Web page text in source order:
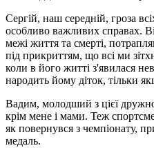
Сергій, наш середній, гроза
особливо важливих справах.
межі життя та смерті,
під прикриттям, що всі ми
коли в його житті з'явилася
народить йому діток, тільки
Вадим, молодший з цієї
крім мене і мами. Теж
як повернувся з чемпіонату,
медаль.